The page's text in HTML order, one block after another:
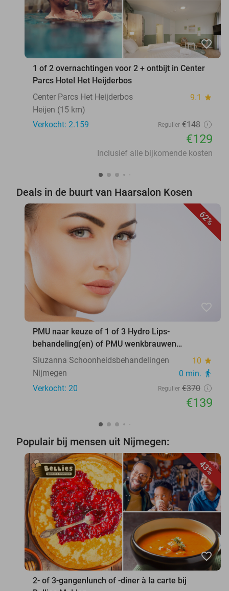
favorite_border
1 of 2 overnachtingen voor 2 + ontbijt in Center
Parcs Hotel Het Heijderbos
Center Parcs Het Heijderbos
9.1 star
Heijen (15 km)
Verkocht: 2.159
Regulier €148
€129
Inclusief alle bijkomende kosten
Deals in de buurt van Haarsalon Kosen
62%
favorite_border
PMU naar keuze of 1 of 3 Hydro Lips-
behandeling(en) of PMU wenkbrauwen
verwijderen
Siuzanna Schoonheidsbehandelingen 10 star
Nijmegen 0 min. directions_walk
Verkocht: 20 Regulier €370
€139
Populair bij mensen uit Nijmegen:
43%
favorite_border
2- of 3-gangenlunch of -diner à la carte bij